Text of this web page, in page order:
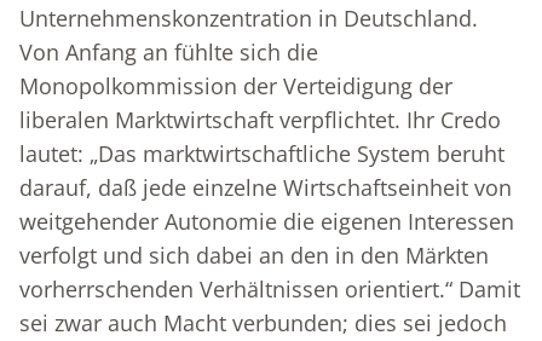
Unternehmenskonzentration in Deutschland.
Von Anfang an fühlte sich die
Monopolkommission der Verteidigung der
liberalen Marktwirtschaft verpflichtet. Ihr Credo
lautet: „Das marktwirtschaftliche System beruht
darauf, daß jede einzelne Wirtschaftseinheit von
weitgehender Autonomie die eigenen Interessen
verfolgt und sich dabei an den in den Märkten
vorherrschenden Verhältnissen orientiert.“ Damit
sei zwar auch Macht verbunden; dies sei jedoch